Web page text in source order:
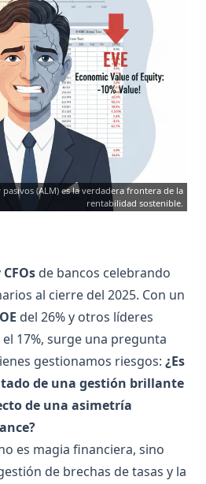
(ALM) es la verdadera frontera de la
rentabilidad sostenible.
CFOs de bancos celebrando
al cierre del 2025. Con un
del 26% y otros líderes
17%, surge una pregunta
gestionamos riesgos: ¿Es
de una gestión brillante
de una asimetría
es magia financiera, sino
de brechas de tasas y la